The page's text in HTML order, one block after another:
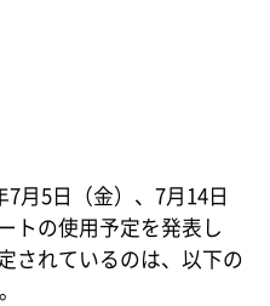
月5日（金）、7月14日
トの使用予定を発表し
されているのは、以下の